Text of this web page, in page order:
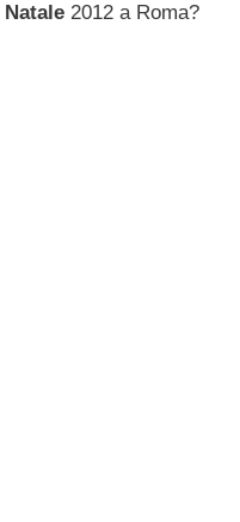
Natale 2012 a Roma?